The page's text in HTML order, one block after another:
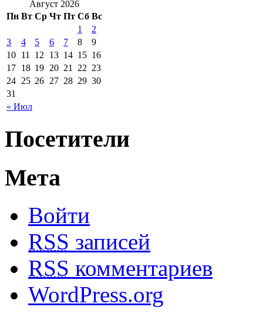
Август 2026
Пн Вт Ср Чт Пт Сб Вс
« Июл
1
2
3
4 5 6 7 8
9
10 11 12 13 14 15 16
17 18 19 20 21 22 23
24 25 26 27 28 29 30
31
Посетители
Мета
Войти
RSS записей
RSS комментариев
WordPress.org